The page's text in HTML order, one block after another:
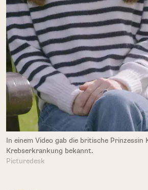
In einem Video gab die britische Prinzessin
Krebserkrankung bekannt.
Picturedesk